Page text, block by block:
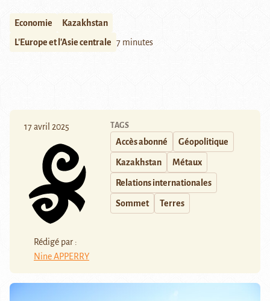
Economie
Kazakhstan
L'Europe et l'Asie centrale 7 minutes
17 avril 2025
Rédigé par :
Nine APPERRY
TAGS
Accès abonné Géopolitique
Kazakhstan Métaux
Relations internationales
Sommet Terres